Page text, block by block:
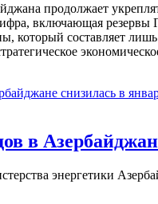
продолжает
включающая резервы
который составляет
в
энергетики